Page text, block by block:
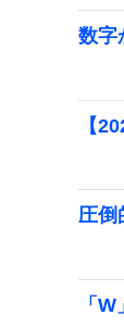
数字
【
圧倒
「